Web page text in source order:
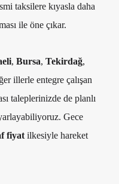
taksilere kıyasla daha
ile öne çıkar.
, Bursa, Tekirdağ,
illerle entegre çalışan
taleplerinizde de planlı
Gece
fiyat ilkesiyle hareket